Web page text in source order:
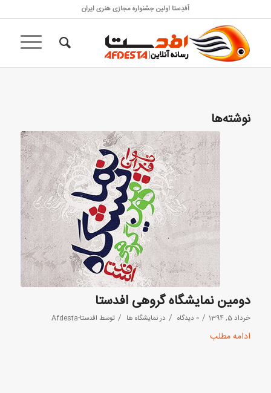
اَفدِستا اولین جشنواره مجازی هنری ایران
نوشته‌ها
دومین نمایشگاه گروهی افدستا
خرداد 5, 1394 / 0 دیدگاه / در نمایشگاه ها / توسط افدستا-Afdesta
ادامه مطلب